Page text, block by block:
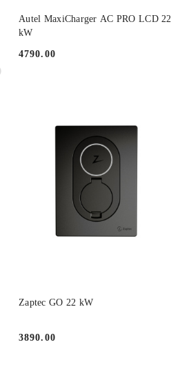
Autel MaxiCharger AC PRO LCD 22
kW
Cena:
4790.00
DO KOSZYKA
Zaptec GO 22 kW
Cena:
3890.00